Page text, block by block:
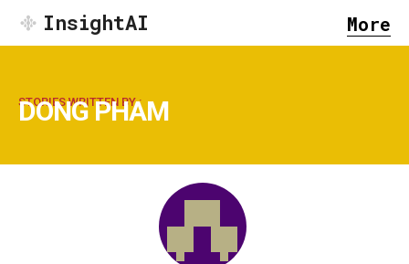
InsightAI More
STORIES WRITTEN BY :
DONG PHAM